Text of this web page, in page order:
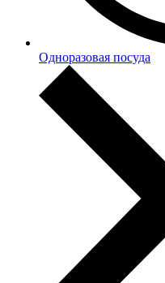
Одноразовая посуда